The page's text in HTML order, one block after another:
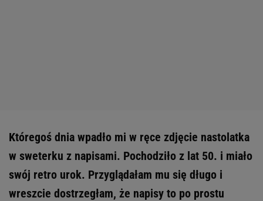
Któregoś dnia wpadło mi w ręce zdjęcie nastolatka
w sweterku z napisami. Pochodziło z lat 50. i miało
swój retro urok. Przyglądałam mu się długo i
wreszcie dostrzegłam, że napisy to po prostu